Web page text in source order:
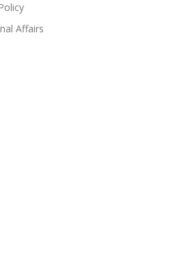
Affairs